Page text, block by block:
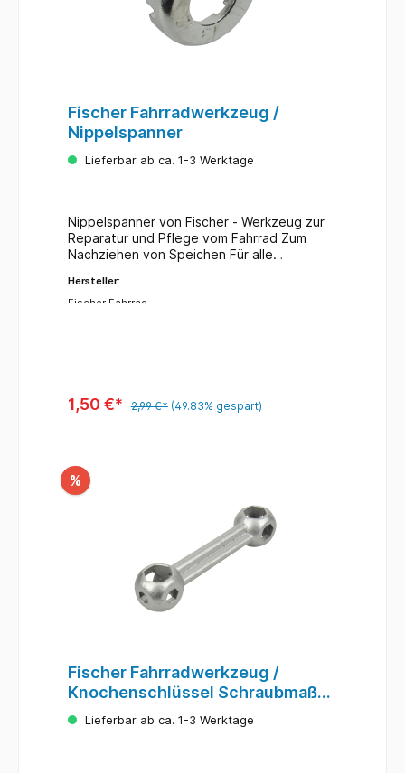
Fischer Fahrradwerkzeug /
Nippelspanner
Lieferbar ab ca. 1-3 Werktage
Nippelspanner von Fischer - Werkzeug zur
Reparatur und Pflege vom Fahrrad Zum
Nachziehen von Speichen Für alle
Hersteller:
Fischer Fahrrad
1,50 €* 2,99 €* (49.83% gespart)
%
Fischer Fahrradwerkzeug /
Knochenschlüssel Schraubmaße
6-15mm
Lieferbar ab ca. 1-3 Werktage